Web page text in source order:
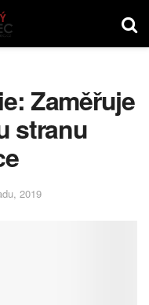
Zaměřuje
stranu
2019